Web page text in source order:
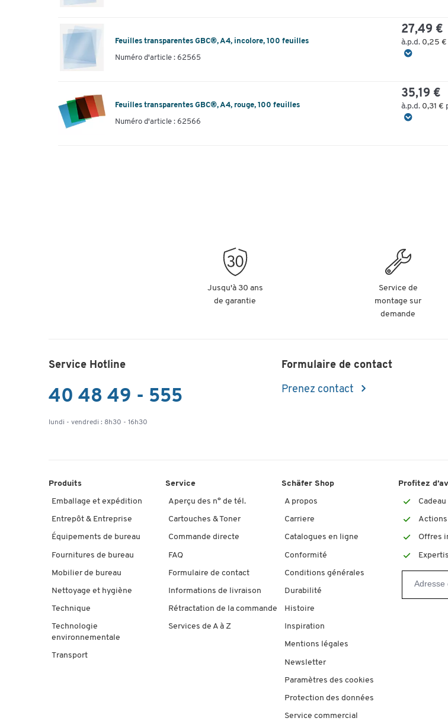
Feuilles transparentes GBC®, A4, incolore, 100 feuilles
Numéro d'article : 62565
27,49 €
à.p.d. 0,25 €
Feuilles transparentes GBC®, A4, rouge, 100 feuilles
Numéro d'article : 62566
35,19 €
à.p.d. 0,31 €
Jusqu'à 30 ans
de garantie
Service de
montage sur
demande
Service Hotline
40 48 49 - 555
lundi - vendredi : 8h30 - 16h30
Formulaire de contact
Prenez contact
Produits
Emballage et expédition
Entrepôt & Entreprise
Équipements de bureau
Fournitures de bureau
Mobilier de bureau
Nettoyage et hygiène
Technique
Technologie
environnementale
Transport
Service
Aperçu des n° de tél.
Cartouches & Toner
Commande directe
FAQ
Formulaire de contact
Informations de livraison
Rétractation de la commande
Services de A à Z
Schäfer Shop
A propos
Carriere
Catalogues en ligne
Conformité
Conditions générales
Durabilité
Histoire
Inspiration
Mentions légales
Newsletter
Paramètres des cookies
Protection des données
Service commercial
Profitez
Offres